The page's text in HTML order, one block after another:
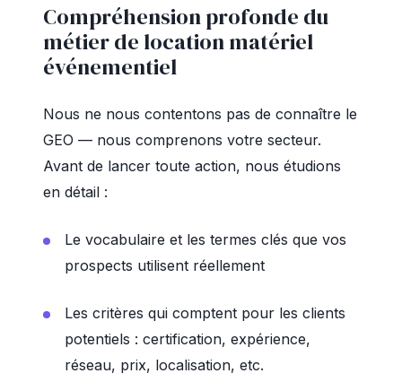
Compréhension profonde du
métier de location matériel
événementiel
Nous ne nous contentons pas de connaître le
GEO — nous comprenons votre secteur.
Avant de lancer toute action, nous étudions
en détail :
Le vocabulaire et les termes clés que vos
prospects utilisent réellement
Les critères qui comptent pour les clients
potentiels : certification, expérience,
réseau, prix, localisation, etc.